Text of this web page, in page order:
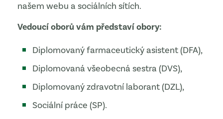
našem webu a sociálních sítích.
Vedoucí oborů vám představí obory:
Diplomovaný farmaceutický asistent (DFA),
Diplomovaná všeobecná sestra (DVS),
Diplomovaný zdravotní laborant (DZL),
Sociální práce (SP).